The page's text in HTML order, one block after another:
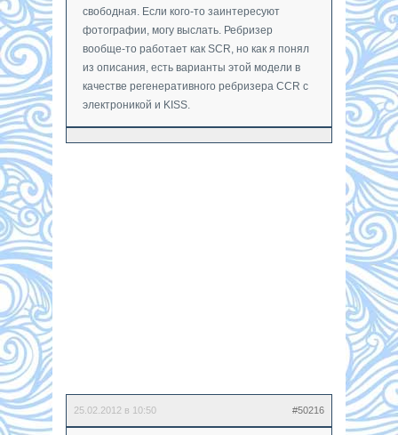
свободная. Если кого-то заинтересуют
фотографии, могу выслать. Ребризер
вообще-то работает как SCR, но как я понял
из описания, есть варианты этой модели в
качестве регенеративного ребризера CCR с
электроникой и KISS.
25.02.2012 в 10:50 #50216